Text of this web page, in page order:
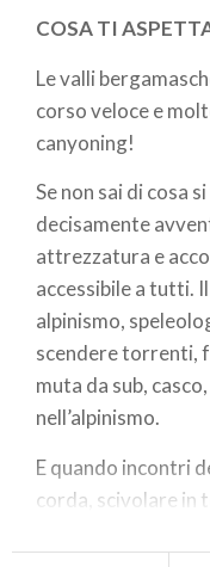
COSA TI
Le valli
corso veloce e
canyoning!
Se non sai di cosa
decisamente
attrezzatura e
accessibile a tutti.
alpinismo,
scendere torrenti,
muta da sub,
nell’alpinismo.
E quando incontri
corda, scivolare in
Sei incuriosito?